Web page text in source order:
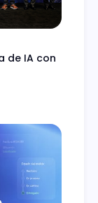
de IA con